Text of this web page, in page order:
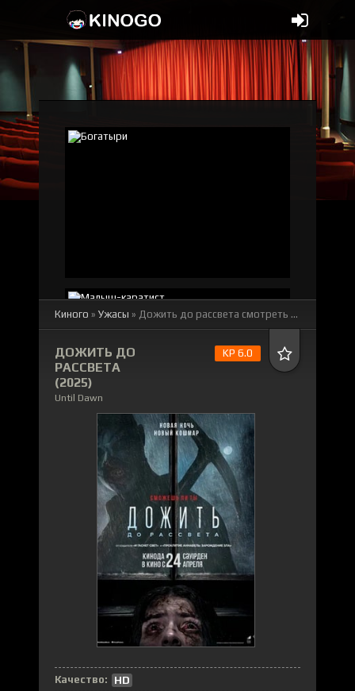
Киного » Ужасы » Дожить до рассвета смотреть онлайн бесплатно
ДОЖИТЬ ДО
РАССВЕТА
(2025)
Until Dawn
KP 6.0
Качество:
HD